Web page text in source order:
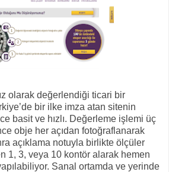
olarak değerlendiği ticari bir
bir ilke imza atan sitenin
basit ve hızlı. Değerleme işlemi üç
obje her açıdan fotoğraflanarak
açıklama notuyla birlikte ölçüler
1, 3, veya 10 kontör alarak hemen
Sanal ortamda ve yerinde